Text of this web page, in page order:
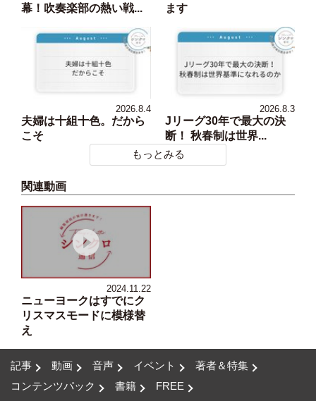
幕！吹奏楽部の熱い戦...
ます
2026.8.4
夫婦は十組十色。だから
こそ
2026.8.3
Jリーグ30年で最大の決
断！ 秋春制は世界...
もっとみる
関連動画
2024.11.22
ニューヨークはすでにク
リスマスモードに模様替
え
記事 動画 音声 イベント
著者＆特集
コンテンツパック
書籍 FREE